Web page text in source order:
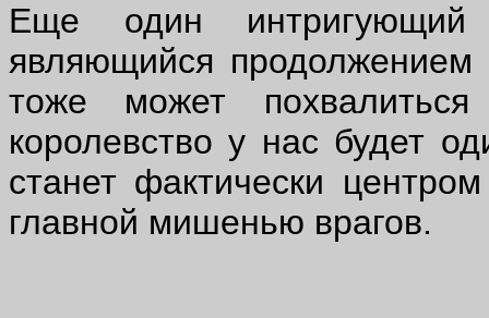
Еще один
являющийся продолжением
тоже может
королевство у нас будет
станет фактически
главной мишенью врагов.